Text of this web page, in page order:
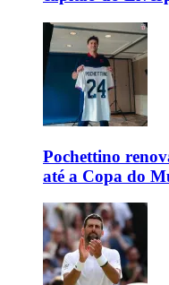
Pochettino
até a Copa do